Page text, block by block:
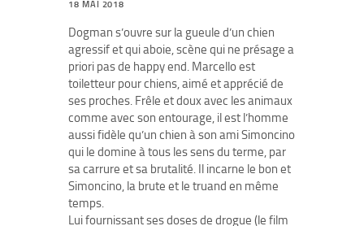
18 MAI 2018
Dogman s’ouvre sur la gueule d’un chien
agressif et qui aboie, scène qui ne présage a
priori pas de happy end. Marcello est
toiletteur pour chiens, aimé et apprécié de
ses proches. Frêle et doux avec les animaux
comme avec son entourage, il est l’homme
aussi fidèle qu’un chien à son ami Simoncino
qui le domine à tous les sens du terme, par
sa carrure et sa brutalité. Il incarne le bon et
Simoncino, la brute et le truand en même
temps.
Lui fournissant ses doses de drogue (le film